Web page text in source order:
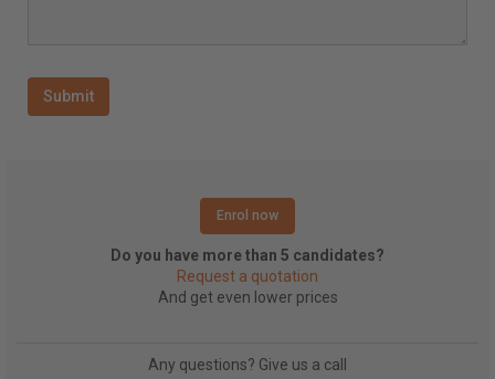
Enrol now
Do you have more than 5 candidates?
Request a quotation
And get even lower prices
Any questions? Give us a call